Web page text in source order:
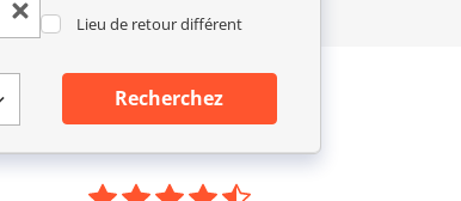
Lieu de retour différent
Recherchez